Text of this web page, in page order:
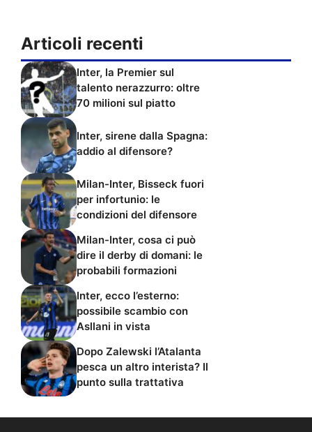
Articoli recenti
Inter, la Premier sul
talento nerazzurro: oltre
70 milioni sul piatto
Inter, sirene dalla Spagna:
addio al difensore?
Milan-Inter, Bisseck fuori
per infortunio: le
condizioni del difensore
Milan-Inter, cosa ci può
dire il derby di domani: le
probabili formazioni
Inter, ecco l’esterno:
possibile scambio con
Asllani in vista
Dopo Zalewski l’Atalanta
pesca un altro interista? Il
punto sulla trattativa